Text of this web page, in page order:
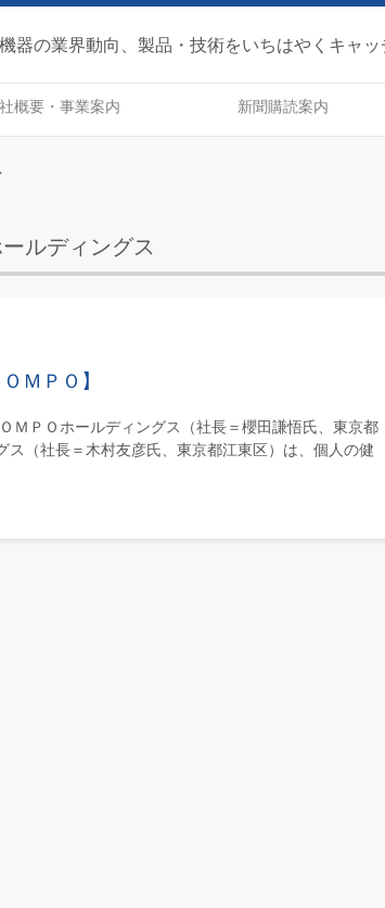
業事報 - 医療機器
器の業界動向、製品・技術をいちはやくキャッ
概要・事業案内 新聞購読案内
ルディングス
ＭＰＯ】
ＭＰＯホールディングス（社長＝櫻田謙悟氏、東京都
（社長＝木村友彦氏、東京都江東区）は、個人の健